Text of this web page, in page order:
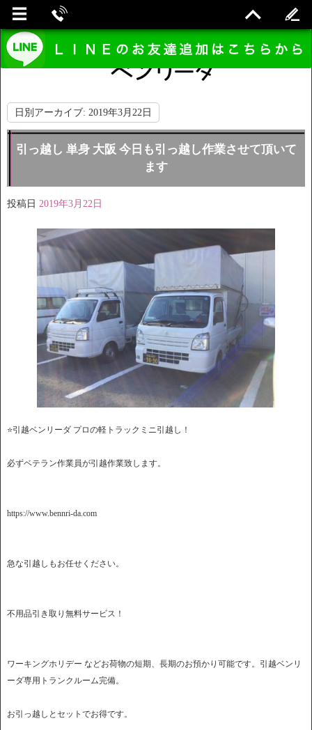
日別アーカイブ: 2019年3月22日
引っ越し 単身 大阪 今日も引っ越し作業させて頂いて
ます
投稿日 2019年3月22日
⭐️引越ベンリーダ プロの軽トラックミニ引越し！
必ずベテラン作業員が引越作業致します。
https://www.bennri-da.com
急な引越しもお任せください。
不用品引き取り無料サービス！
ワーキングホリデー などお荷物の短期、長期のお預かり可能です。引越ベンリ
ーダ専用トランクルーム完備。
お引っ越しとセットでお得です。